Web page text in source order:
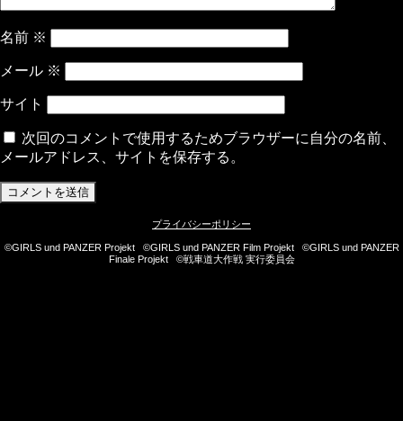
名前 ※
メール ※
サイト
次回のコメントで使用するためブラウザーに自分の名前、
メールアドレス、サイトを保存する。
プライバシーポリシー
©GIRLS und PANZER Projekt ©GIRLS und PANZER Film Projekt ©GIRLS und PANZER
Finale Projekt ©戦車道大作戦 実行委員会